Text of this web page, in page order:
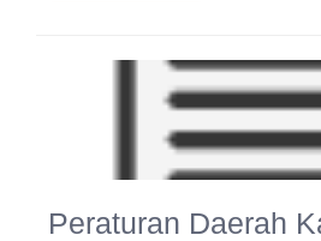
Peraturan Daerah